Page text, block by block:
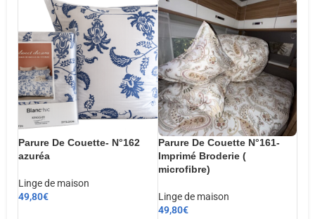
Parure De Couette- N°162
azuréa
Linge de maison
49,80€
Parure De Couette N°161-
Imprimé Broderie (
microfibre)
Linge de maison
49,80€